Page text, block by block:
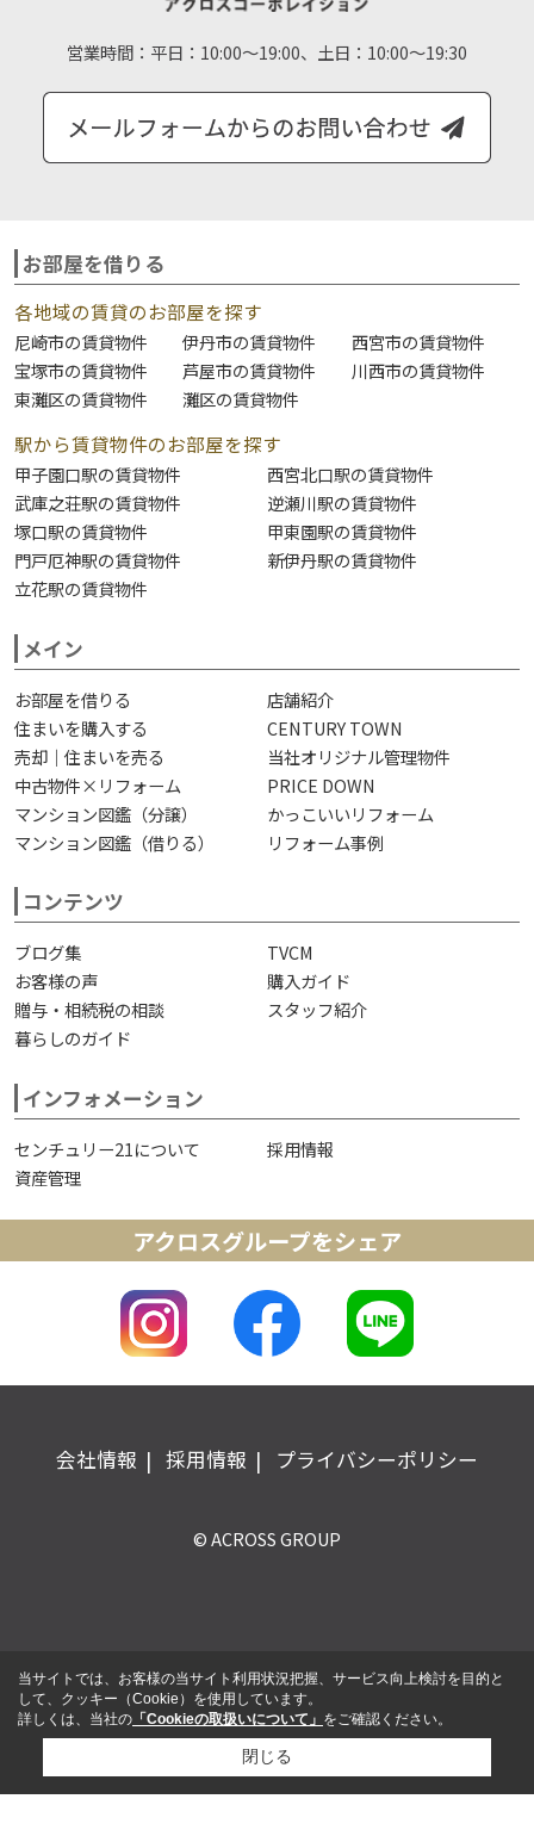
営業時間： 平日：10:00～19:00、土日：10:00～19:30
お部屋を借りる
各地域の賃貸のお部屋を探す
尼崎市の賃貸物件 伊丹市の賃貸物件
西宮市の賃貸物件
宝塚市の賃貸物件
芦屋市の賃貸物件
川西市の賃貸物件
東灘区の賃貸物件
灘区の賃貸物件
駅から賃貸物件のお部屋を探す
甲子園口駅の賃貸物件
西宮北口駅の賃貸物件
武庫之荘駅の賃貸物件
逆瀬川駅の賃貸物件
塚口駅の賃貸物件
甲東園駅の賃貸物件
門戸厄神駅の賃貸物件
新伊丹駅の賃貸物件
立花駅の賃貸物件
メイン
お部屋を借りる
店舗紹介
住まいを購入する
CENTURY TOWN
売却｜住まいを売る
当社オリジナル管理物件
中古物件×リフォーム
PRICE DOWN
マンション図鑑（分譲）
かっこいいリフォーム
マンション図鑑（借りる）
リフォーム事例
コンテンツ
ブログ集
TVCM
お客様の声
購入ガイド
贈与・相続税の相談
スタッフ紹介
暮らしのガイド
インフォメーション
センチュリー21について
採用情報
資産管理
アクロスグループをシェア
会社情報 採用情報 プライバシーポリシー
© ACROSS GROUP
当サイトでは、お客様の当サイト利用状況把握、サービス向上検討を目的と
して、クッキー（Cookie）を使用しています。
詳しくは、当社の 「Cookieの取扱いについて」 をご確認ください。
閉じる